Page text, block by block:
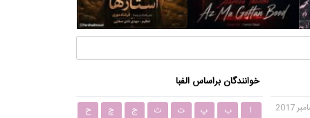
خوانندگان براساس الفبا
ا ب پ ت ث ج چ
ح